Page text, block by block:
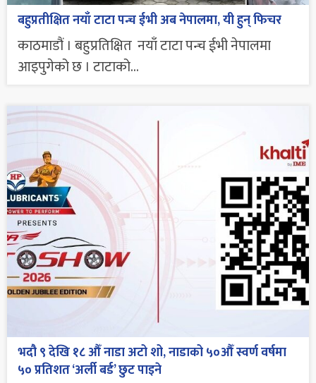
बहुप्रतीक्षित नयाँ टाटा पन्च ईभी अब नेपालमा, यी हुन् फिचर
काठमाडौं । बहुप्रतिक्षित नयाँ टाटा पन्च ईभी नेपालमा
आइपुगेको छ । टाटाको...
भदौ ९ देखि १८ औँ नाडा अटो शो, नाडाको ५०औँ स्वर्ण वर्षमा
५० प्रतिशत ‘अर्ली बर्ड’ छुट पाइने